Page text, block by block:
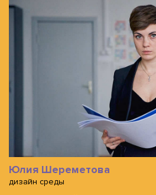
Юлия Шереметова
дизайн среды